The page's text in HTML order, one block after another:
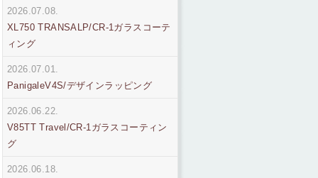
2026.07.08.
XL750 TRANSALP/CR-1ガラスコーテ
ィング
2026.07.01.
PanigaleV4S/デザインラッピング
2026.06.22.
V85TT Travel/CR-1ガラスコーティン
グ
2026.06.18.